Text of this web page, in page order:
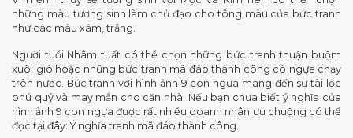
những màu tương sinh làm chủ đạo cho tông màu của bức tranh
như các màu xám, trắng.
Người tuổi Nhâm tuất có thể chọn những bức tranh thuận buộm
xuôi gió hoặc những bức tranh mã đáo thành công có ngựa chạy
trên nước. Bức tranh với hình ảnh 9 con ngựa mang đến sự tài lộc
phú quý và may mắn cho căn nhà. Nếu bạn chưa biết ý nghĩa của
hình ảnh 9 con ngựa được rất nhiều doanh nhân ưu chuộng có thể
đọc tại đây: Ý nghĩa tranh mã đáo thành công.